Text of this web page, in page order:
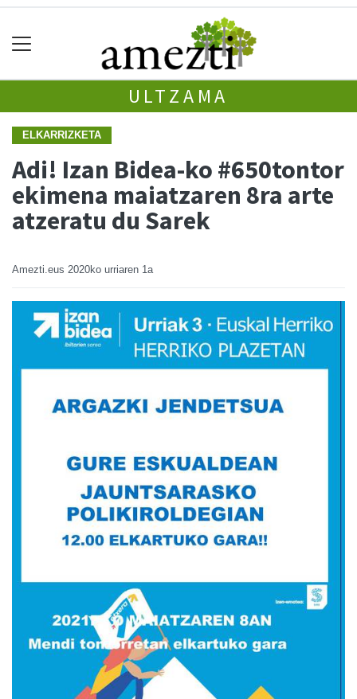
ULTZAMA
ELKARRIZKETA
Adi! Izan Bidea-ko #650tontor
ekimena maiatzaren 8ra arte
atzeratu du Sarek
Amezti.eus 2020ko urriaren 1a